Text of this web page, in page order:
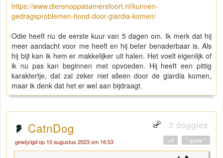
https://www.dierenoppasamersfoort.nl/kunnen-
gedragsproblemen-hond-door-giardia-komen/
Odie heeft nu de eerste kuur van 5 dagen om. Ik merk dat hij
meer aandacht voor me heeft en hij beter benaderbaar is. Als
hij bijt kan ik hem er makkelijker uit halen. Het voelt eigenlijk of
ik nu pas kan beginnen met opvoeden. Hij heeft een pittig
karaktertje, dat zal zeker niet alleen door de giardia komen,
maar ik denk dat het er wel aan bijdraagt.
CatnDog 3 doggies
gewijzigd op 10 augustus 2023 om 16:53 " quote "
+0